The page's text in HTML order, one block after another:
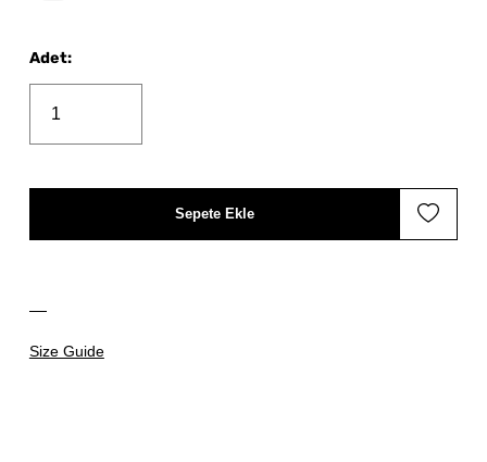
Size Guide
Adet:
Sepete Ekle